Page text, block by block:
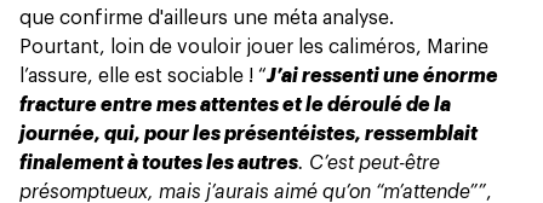
que confirme d'ailleurs une méta analyse.
Pourtant, loin de vouloir jouer les caliméros, Marine
l’assure, elle est sociable ! “J’ai ressenti une énorme
fracture entre mes attentes et le déroulé de la
journée, qui, pour les présentéistes, ressemblait
finalement à toutes les autres. C’est peut-être
présomptueux, mais j’aurais aimé qu’on “m’attende””,